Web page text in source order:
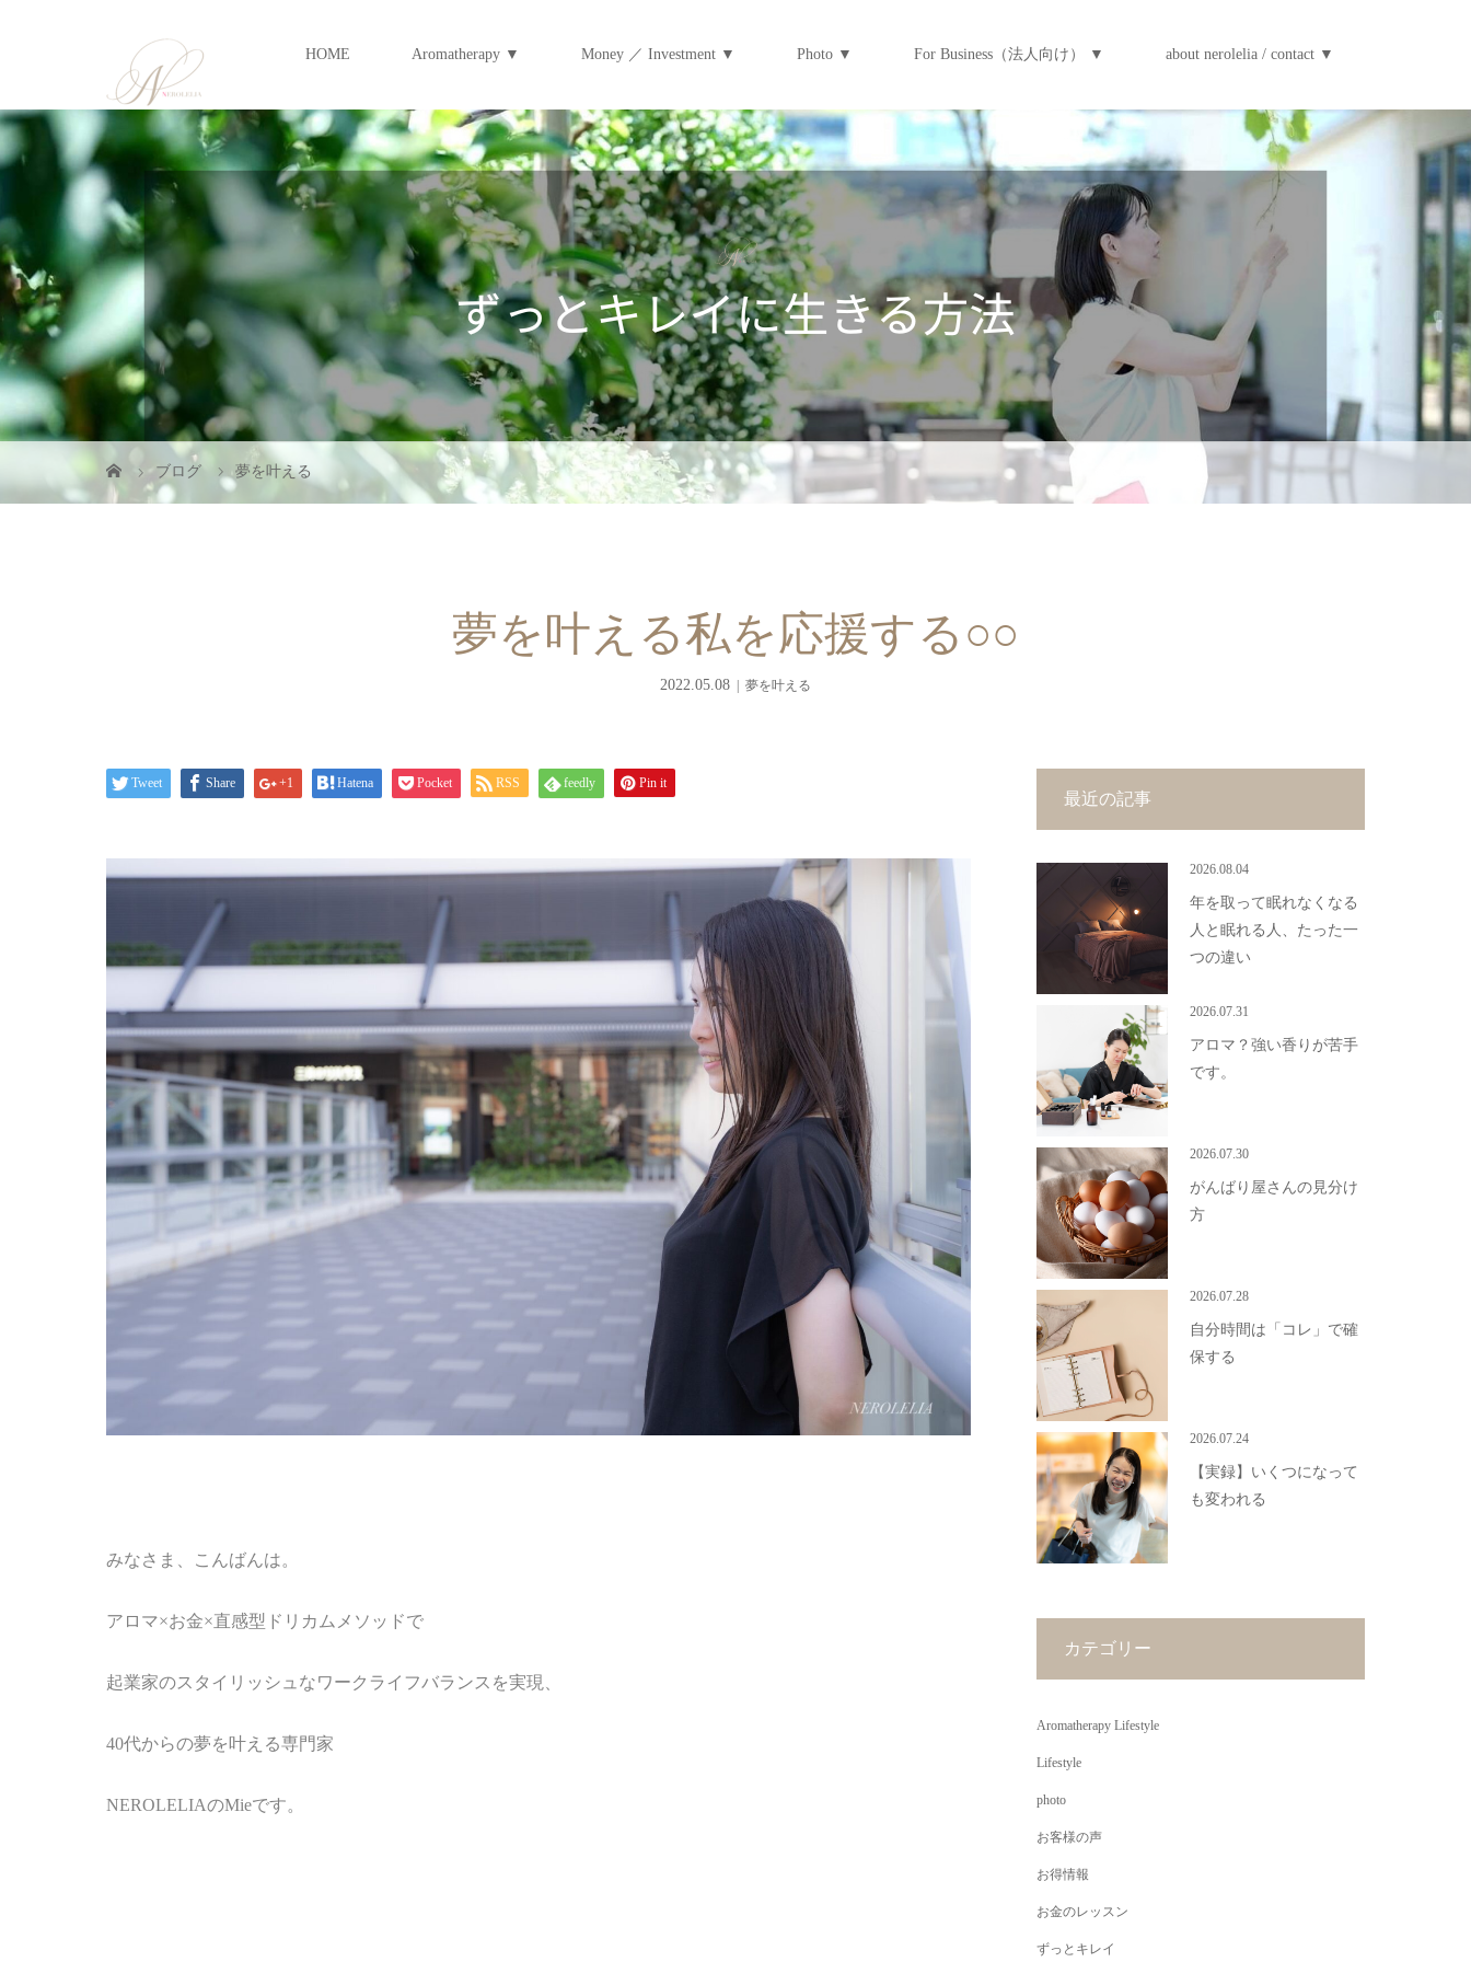
HOME Aromatherapy ▼ Money ／ Investment ▼ Photo ▼ For Business（法人向け） ▼ about nerolelia / contact ▼
ブログ 夢を叶える
夢を叶える私を応援する○○
2022.05.08 夢を叶える
Tweet Share +1 Hatena Pocket RSS feedly Pin it
みなさま、こんばんは。
アロマ×お金×直感型ドリカムメソッドで
起業家のスタイリッシュなワークライフバランス を実現、
40代からの夢を叶える専門家
NEROLELIAのMieです。
最近の記事
2026.08.04
年を取って眠れなくなる
人と眠れる人、たった一
つの違い
2026.07.31
アロマ？強い香りが苦手
です。
2026.07.30
がんばり屋さんの見分け
方
2026.07.28
自分時間は「コレ」で確
保する
2026.07.24
【実録】いくつになって
も変われる
カテゴリー
Aromatherapy Lifestyle
Lifestyle
photo
お客様の声
お得情報
お金のレッスン
ずっとキレイ